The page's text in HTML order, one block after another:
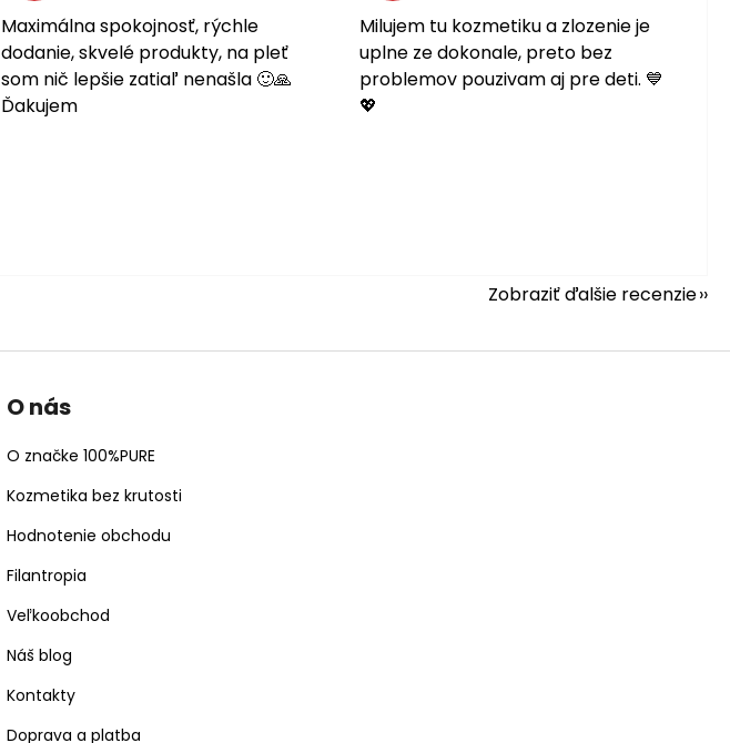
Maximálna spokojnosť, rýchle
dodanie, skvelé produkty, na pleť
som nič lepšie zatiaľ nenašla 🙂🙏
Ďakujem
Milujem tu kozmetiku a zlozenie je
uplne ze dokonale, preto bez
problemov pouzivam aj pre deti. 💙
💖
Zobraziť ďalšie recenzie
O nás
O značke 100%PURE
Kozmetika bez krutosti
Hodnotenie obchodu
Filantropia
Veľkoobchod
Náš blog
Kontakty
Doprava a platba